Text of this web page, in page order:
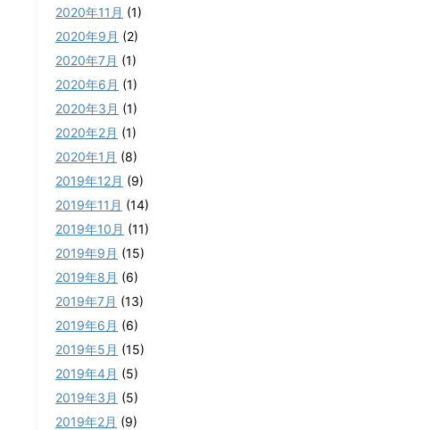
2020年11月 (1)
2020年9月 (2)
2020年7月 (1)
2020年6月 (1)
2020年3月 (1)
2020年2月 (1)
2020年1月 (8)
2019年12月 (9)
2019年11月 (14)
2019年10月 (11)
2019年9月 (15)
2019年8月 (6)
2019年7月 (13)
2019年6月 (6)
2019年5月 (15)
2019年4月 (5)
2019年3月 (5)
2019年2月 (9)